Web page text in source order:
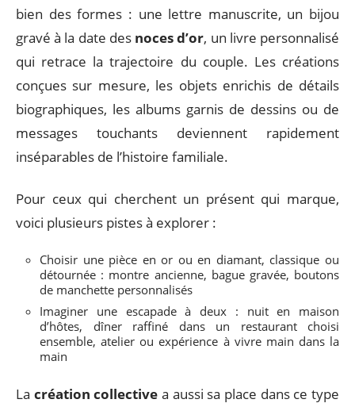
bien des formes : une lettre manuscrite, un bijou
gravé à la date des noces d’or, un livre personnalisé
qui retrace la trajectoire du couple. Les créations
conçues sur mesure, les objets enrichis de détails
biographiques, les albums garnis de dessins ou de
messages touchants deviennent rapidement
inséparables de l’histoire familiale.
Pour ceux qui cherchent un présent qui marque,
voici plusieurs pistes à explorer :
Choisir une pièce en or ou en diamant, classique ou
détournée : montre ancienne, bague gravée, boutons
de manchette personnalisés
Imaginer une escapade à deux : nuit en maison
d’hôtes, dîner raffiné dans un restaurant choisi
ensemble, atelier ou expérience à vivre main dans la
main
La création collective a aussi sa place dans ce type